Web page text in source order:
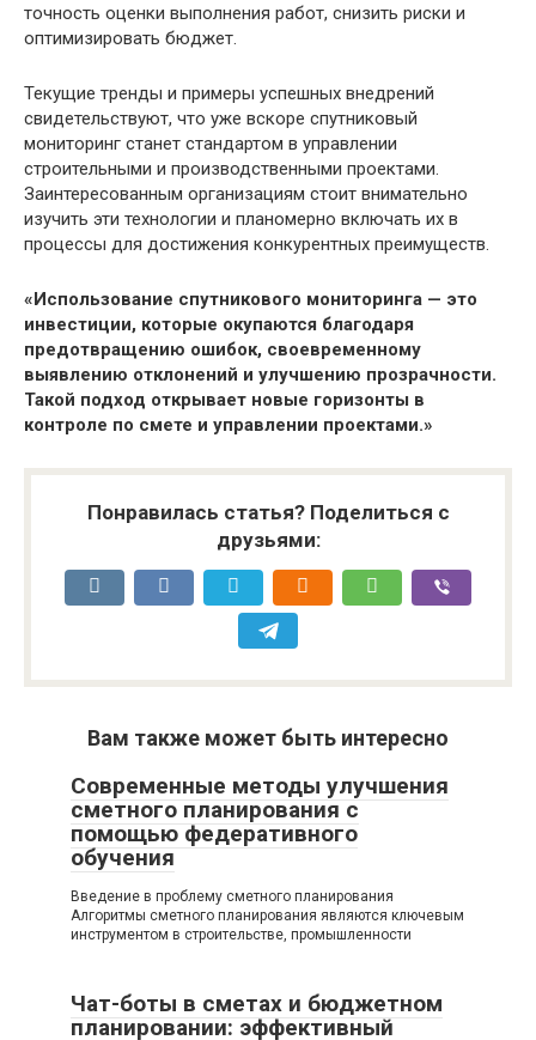
точность оценки выполнения работ, снизить риски и
оптимизировать бюджет.
Текущие тренды и примеры успешных внедрений
свидетельствуют, что уже вскоре спутниковый
мониторинг станет стандартом в управлении
строительными и производственными проектами.
Заинтересованным организациям стоит внимательно
изучить эти технологии и планомерно включать их в
процессы для достижения конкурентных преимуществ.
«Использование спутникового мониторинга — это
инвестиции, которые окупаются благодаря
предотвращению ошибок, своевременному
выявлению отклонений и улучшению прозрачности.
Такой подход открывает новые горизонты в
контроле по смете и управлении проектами.»
Понравилась статья? Поделиться с
друзьями:
Вам также может быть интересно
Современные методы улучшения
сметного планирования с
помощью федеративного
обучения
Введение в проблему сметного планирования
Алгоритмы сметного планирования являются ключевым
инструментом в строительстве, промышленности
Чат-боты в сметах и бюджетном
планировании: эффективный